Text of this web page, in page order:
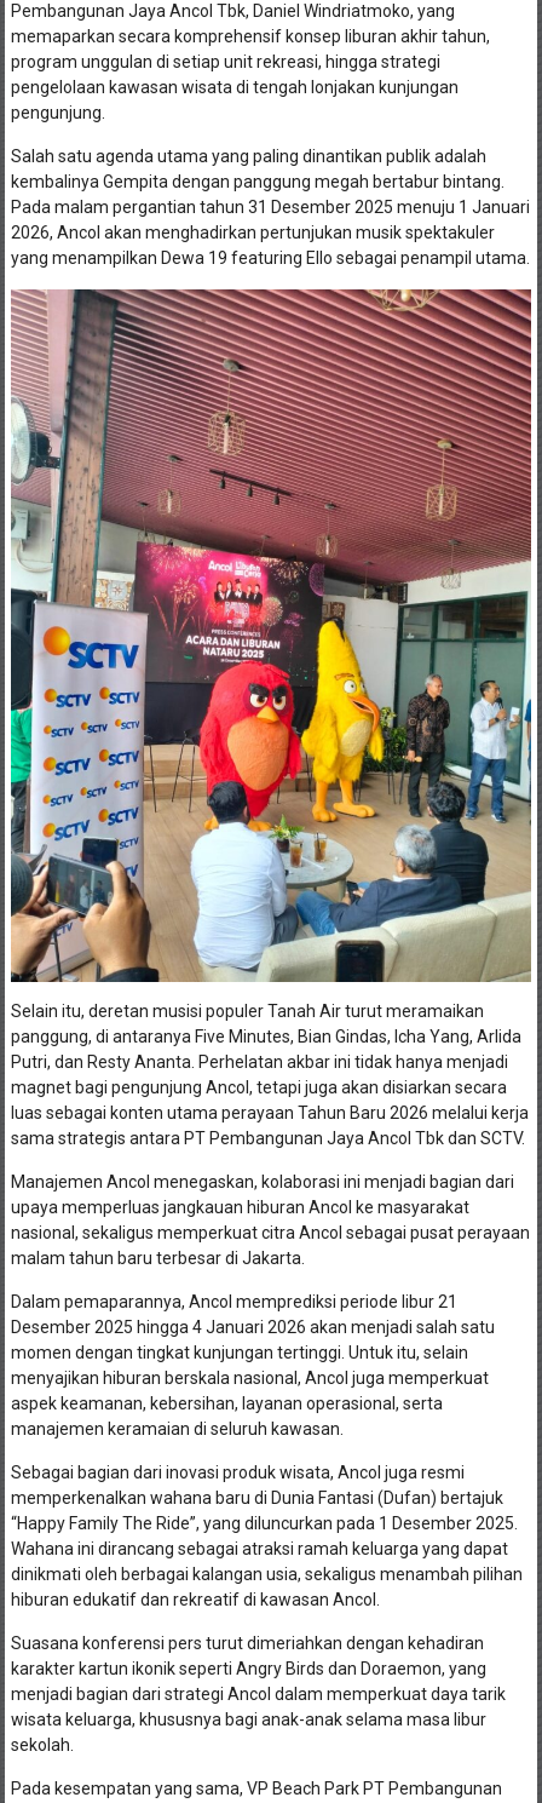
Pembangunan Jaya Ancol Tbk, Daniel Windriatmoko, yang
memaparkan secara komprehensif konsep liburan akhir tahun,
program unggulan di setiap unit rekreasi, hingga strategi
pengelolaan kawasan wisata di tengah lonjakan kunjungan
pengunjung.
Salah satu agenda utama yang paling dinantikan publik adalah
kembalinya Gempita dengan panggung megah bertabur bintang.
Pada malam pergantian tahun 31 Desember 2025 menuju 1 Januari
2026, Ancol akan menghadirkan pertunjukan musik spektakuler
yang menampilkan Dewa 19 featuring Ello sebagai penampil utama.
Selain itu, deretan musisi populer Tanah Air turut meramaikan
panggung, di antaranya Five Minutes, Bian Gindas, Icha Yang, Arlida
Putri, dan Resty Ananta. Perhelatan akbar ini tidak hanya menjadi
magnet bagi pengunjung Ancol, tetapi juga akan disiarkan secara
luas sebagai konten utama perayaan Tahun Baru 2026 melalui kerja
sama strategis antara PT Pembangunan Jaya Ancol Tbk dan SCTV.
Manajemen Ancol menegaskan, kolaborasi ini menjadi bagian dari
upaya memperluas jangkauan hiburan Ancol ke masyarakat
nasional, sekaligus memperkuat citra Ancol sebagai pusat perayaan
malam tahun baru terbesar di Jakarta.
Dalam pemaparannya, Ancol memprediksi periode libur 21
Desember 2025 hingga 4 Januari 2026 akan menjadi salah satu
momen dengan tingkat kunjungan tertinggi. Untuk itu, selain
menyajikan hiburan berskala nasional, Ancol juga memperkuat
aspek keamanan, kebersihan, layanan operasional, serta
manajemen keramaian di seluruh kawasan.
Sebagai bagian dari inovasi produk wisata, Ancol juga resmi
memperkenalkan wahana baru di Dunia Fantasi (Dufan) bertajuk
“Happy Family The Ride”, yang diluncurkan pada 1 Desember 2025.
Wahana ini dirancang sebagai atraksi ramah keluarga yang dapat
dinikmati oleh berbagai kalangan usia, sekaligus menambah pilihan
hiburan edukatif dan rekreatif di kawasan Ancol.
Suasana konferensi pers turut dimeriahkan dengan kehadiran
karakter kartun ikonik seperti Angry Birds dan Doraemon, yang
menjadi bagian dari strategi Ancol dalam memperkuat daya tarik
wisata keluarga, khususnya bagi anak-anak selama masa libur
sekolah.
Pada kesempatan yang sama, VP Beach Park PT Pembangunan